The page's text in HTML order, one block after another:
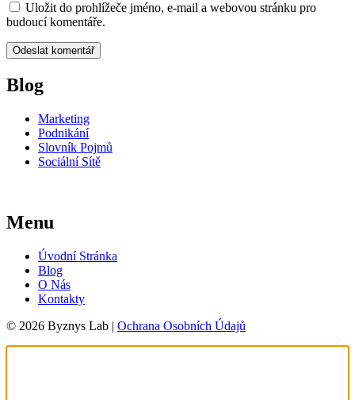
Uložit do prohlížeče jméno, e-mail a webovou stránku pro
budoucí komentáře.
Blog
Marketing
Podnikání
Slovník Pojmů
Sociální Sítě
Menu
Úvodní Stránka
Blog
O Nás
Kontakty
© 2026 Byznys Lab | Ochrana Osobních Údajů